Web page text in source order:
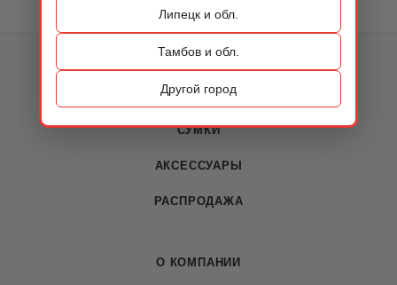
Липецк и обл.
Тамбов и обл.
Другой город
КАТАЛОГ
ОБУВЬ
СУМКИ
АКСЕССУАРЫ
РАСПРОДАЖА
О КОМПАНИИ